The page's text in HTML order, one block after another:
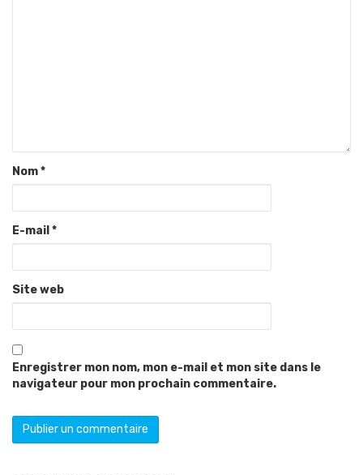
Nom*
E-mail*
Site web
Enregistrer mon nom, mon e-mail et mon site dans le
navigateur pour mon prochain commentaire.